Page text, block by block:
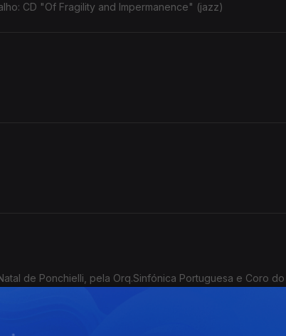
CD "Of Fragility and Impermanence" (jazz)
de Ponchielli, pela Orq.Sinfónica Portuguesa e Coro do